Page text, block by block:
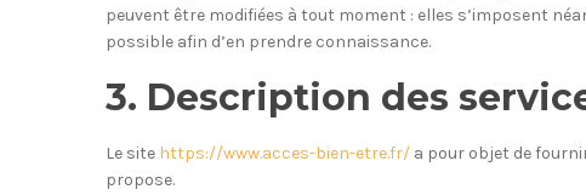
peuvent être modifiées à tout moment : elles s’imposent
possible afin d’en prendre connaissance.
3. Description des
Le site https://www.acces-bien-etre.fr/ a pour objet de
propose.